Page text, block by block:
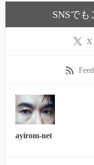
SNSでも
X
ayirom-net